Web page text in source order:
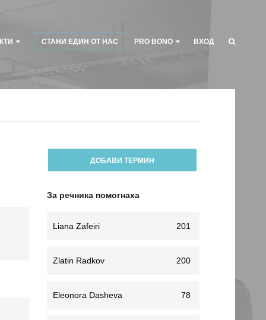
СТАНИ ЕДИН ОТ НАС PRO BONO ВХОД
ДОБАВИ ТЕРМИН
За речника помогнаха
Liana Zafeiri 201
Zlatin Radkov 200
Eleonora Dasheva 78